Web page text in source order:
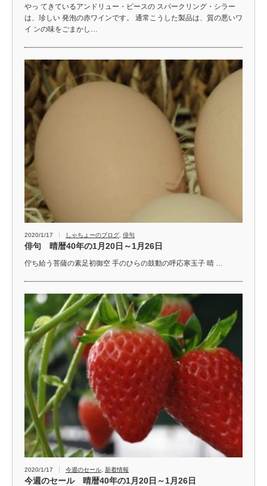
やっ てきているアンドリュー・ピースの スパークリング・シラー
は、珍しい 発泡の赤ワインです。 通常こうした製品は、質の悪いワ
イ ンの味をごまかし…
2020/1/17 しゃちょーのブログ 俳句
俳句 晴暦40年の1月20日～1月26日
佇ち給う菩薩の素足初御空 手のひらの鼓動の呼応寒玉子 晴 …
2020/1/17 今週のセール 新着情報
今週のセール 晴暦40年の1月20日～1月26日